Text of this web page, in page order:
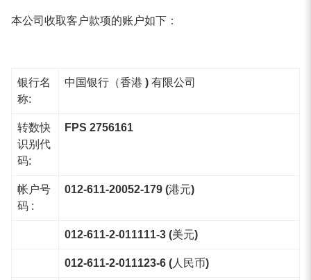
本公司收取客户款项的账户如下：
银行名
称:
中国银行（香港 ) 有限公司
转数快
识别代
码:
FPS 2756161
帐户号
码 :
012-611-20052-179 (港元)
012-611-2-011111-3 (美元)
012-611-2-011123-6 (人民币)